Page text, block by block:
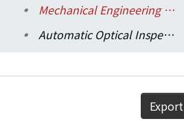
Research Outputs
Mechanical Engineering / 機械工程學系
Automatic Optical Inspection on TFT-LCD Mura Defects using Background Image Reconstruction
Details
Export